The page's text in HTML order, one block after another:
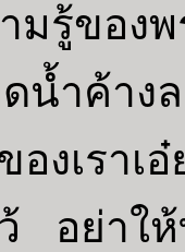
รู้ของพ
น้ำค้าง
องเรา
อย่าใ